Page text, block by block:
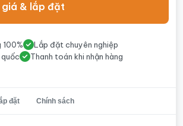
& lắp đặt
100%
Lắp đặt chuyên nghiệp
Thanh toán khi nhận hàng
đặt Chính sách